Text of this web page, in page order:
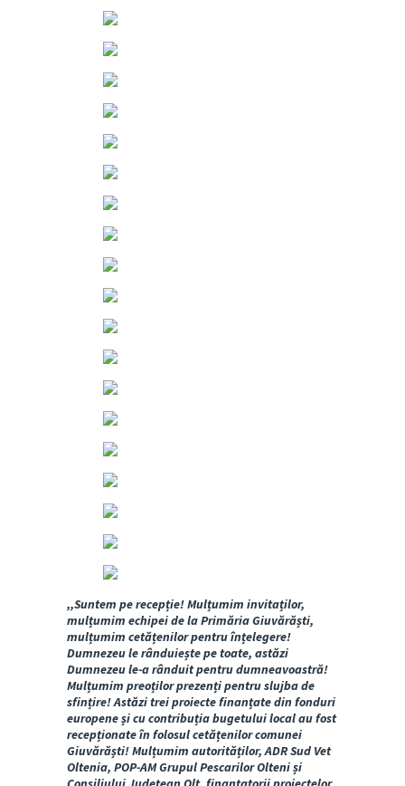
,,Suntem pe recepție!Mulțumim invitaților,
mulțumim echipei de la Primăria Giuvărăști,
mulțumim cetățenilor pentru înțelegere!
Dumnezeu le rânduiește pe toate, astăzi
Dumnezeu le-a rânduit pentru dumneavoastră!
Mulțumim preoților prezenți pentru slujba de
sfințire! Astăzi trei proiecte finanțate din fonduri
europene și cu contribuția bugetului local au fost
recepționate în folosul cetățenilor comunei
Giuvărăști! Mulțumim autorităților, ADR Sud Vet
Oltenia, POP-AM Grupul Pescarilor Olteni și